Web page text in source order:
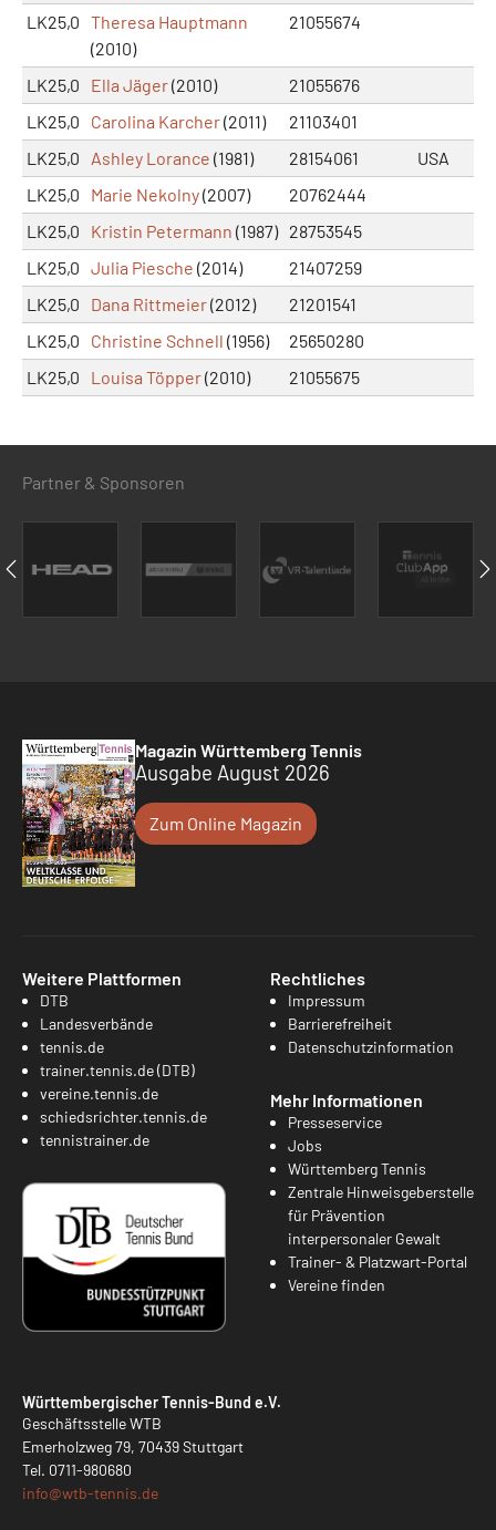
LK25,0 Theresa Hauptmann
(2010)
21055674
LK25,0 Ella Jäger(2010)
21055676
LK25,0
Carolina Karcher(2011)
21103401
LK25,0
Ashley Lorance (1981) 28154061
USA
LK25,0
Marie Nekolny(2007)
20762444
LK25,0
Kristin Petermann (1987) 28753545
LK25,0 Julia Piesche (2014)
21407259
LK25,0
Dana Rittmeier(2012)
21201541
LK25,0
Christine Schnell (1956)
25650280
LK25,0
Louisa Töpper(2010) 21055675
Partner & Sponsoren
Magazin Württemberg Tennis
Ausgabe August 2026
Zum Online Magazin
Weitere Plattformen
DTB
Landesverbände
tennis.de
trainer.tennis.de (DTB)
vereine.tennis.de
schiedsrichter.tennis.de
tennistrainer.de
Rechtliches
Impressum
Barrierefreiheit
Datenschutzinformation
Mehr Informationen
Presseservice
Jobs
Württemberg Tennis
Zentrale Hinweisgeberstelle
für Prävention
interpersonaler Gewalt
Trainer- & Platzwart-Portal
Vereine finden
Württembergischer Tennis-Bund e.V.
Geschäftsstelle WTB
Emerholzweg 79, 70439 Stuttgart
Tel. 0711-980680
info@wtb-tennis.de